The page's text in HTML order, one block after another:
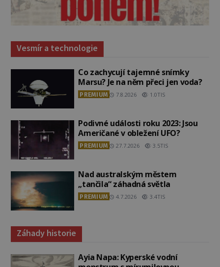
Vesmír a technologie
Co zachycují tajemné snímky
Marsu? Je na něm přeci jen voda?
PREMIUM 7.8.2026 1.0TIS
Podivné události roku 2023: Jsou
Američané v obležení UFO?
PREMIUM 27.7.2026 3.5TIS
Nad australským městem
„tančila“ záhadná světla
PREMIUM 4.7.2026 3.4TIS
Záhady historie
Ayia Napa: Kyperské vodní